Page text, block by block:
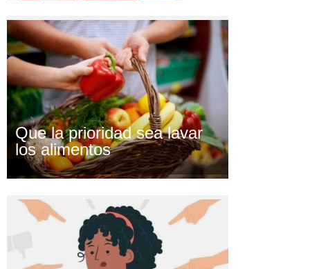
Que la prioridad sea lavar
los alimentos